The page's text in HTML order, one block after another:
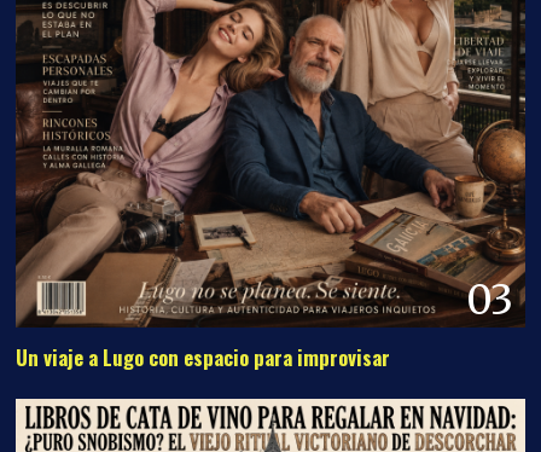
03
Un viaje a Lugo con espacio para improvisar